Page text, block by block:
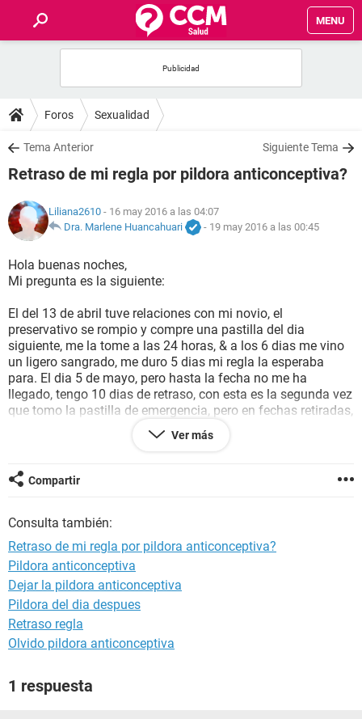
MENU
FOROS
SALUD
NUTRICIÓN
BIENESTAR
SEXUALIDAD
GLOSARIO
Foros Sexualidad
Tema Anterior Siguiente Tema
Retraso de mi regla por pildora anticonceptiva?
Liliana2610 - 16 may 2016 a las 04:07
Dra. Marlene Huancahuari
- 19 may 2016 a las 00:45
Hola buenas noches,
Mi pregunta es la siguiente:
El del 13 de abril tuve relaciones con mi novio, el
preservativo se rompio y compre una pastilla del dia
siguiente, me la tome a las 24 horas, & a los 6 dias me vino
un ligero sangrado, me duro 5 dias mi regla la esperaba
para. El dia 5 de mayo, pero hasta la fecha no me ha
llegado, tengo 10 dias de retraso, con esta es la segunda vez
que tomo la pastilla de emergencia, pero en fechas retiradas,
la primera fue el dia 28 de enero, & la segunda pues el 14 de
me estan retrasando mi periodo?
Cabe mencionar qe mis ciclos menstruales son de 30 dias,
siento colicos pero no me duran, son en ratitos
Ver más
Compartir
Consulta también:
Retraso de mi regla por pildora anticonceptiva?
Pildora anticonceptiva
Dejar la pildora anticonceptiva
Pildora del dia despues
Retraso regla
Olvido pildora anticonceptiva
1 respuesta